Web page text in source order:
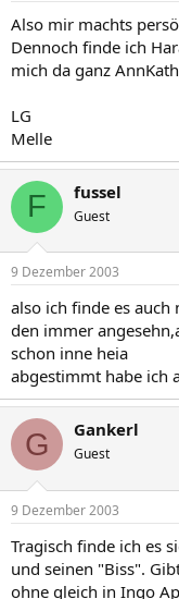
Also mir machts
Dennoch finde ich
mich da ganz
LG
Melle
F fussel
Guest
9 Dezember 2003
also ich finde es
den immer
schon inne heia
abgestimmt habe ich
G Gankerl
Guest
9 Dezember 2003
Tragisch finde ich es
und seinen "Biss".
ohne gleich in Ingo